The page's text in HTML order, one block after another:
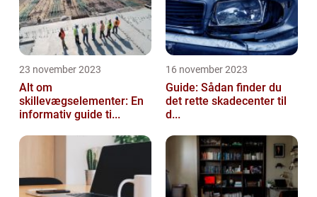
23 november 2023
Alt om
skillevægselementer: En
informativ guide ti...
16 november 2023
Guide: Sådan finder du
det rette skadecenter til
d...